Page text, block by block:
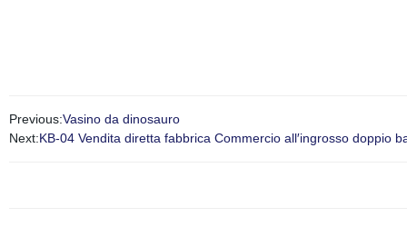
Previous:Vasino da dinosauro
Next:KB-04 Vendita diretta fabbrica Commercio all′ingrosso doppio